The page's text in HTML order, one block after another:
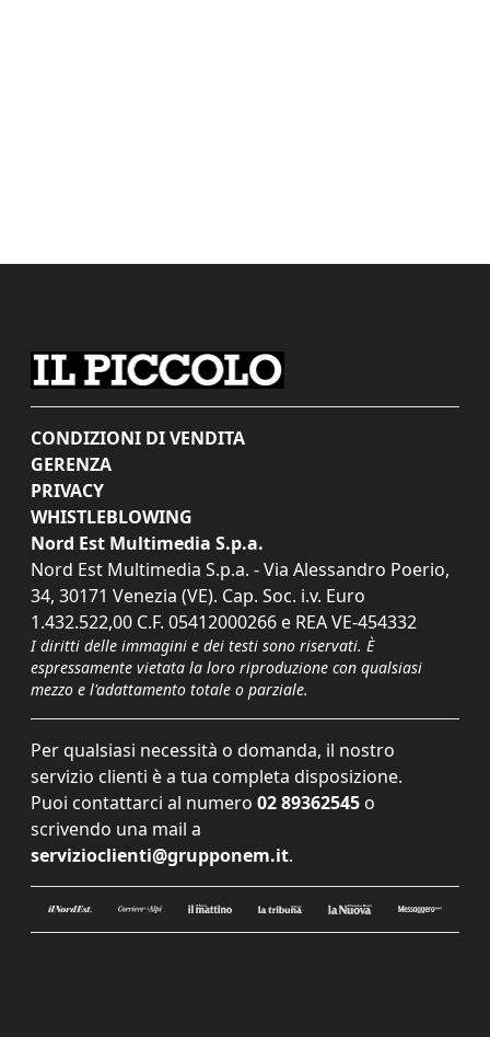
CONDIZIONI DI VENDITA
GERENZA
PRIVACY
WHISTLEBLOWING
Nord Est Multimedia S.p.a.
Nord Est Multimedia S.p.a. - Via Alessandro Poerio,
34, 30171 Venezia (VE). Cap. Soc. i.v. Euro
1.432.522,00 C.F. 05412000266 e REA VE-454332
I diritti delle immagini e dei testi sono riservati. È
espressamente vietata la loro riproduzione con qualsiasi
mezzo e l'adattamento totale o parziale.
Per qualsiasi necessità o domanda, il nostro
servizio clienti è a tua completa disposizione.
Puoi contattarci al numero 02 89362545 o
scrivendo una mail a
servizioclienti@grupponem.it.